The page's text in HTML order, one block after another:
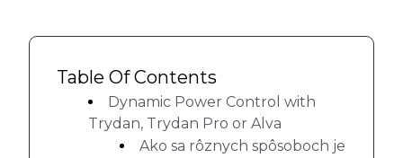
Table Of Contents
Dynamic Power Control with
Trydan, Trydan Pro or Alva
Ako sa rôznych spôsoboch je